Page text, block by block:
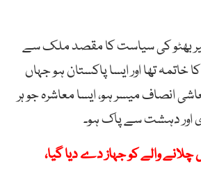
بھٹو کی سیاست کا مقصد ملک سے
خاتمہ تھا اور ایسا پاکستان ہو جہاں
انصاف میسر ہو، ایسا معاشرہ جو ہر
دہشت سے پاک ہو۔
چلانے والے کو جہاز دے دیا گیا،